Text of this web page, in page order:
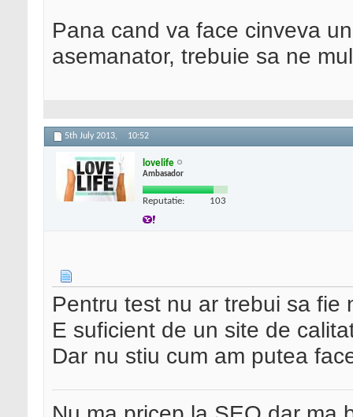
Pana cand va face cinveva
asemanator, trebuie sa ne
5th July 2013, 10:52
lovelife
Ambasador
Reputatie: 103
Pentru test nu ar trebui sa
E suficient de un site de
Dar nu stiu cum am putea